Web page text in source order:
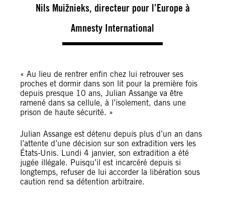
Nils Muižnieks, directeur pour l’Europe à
Amnesty International
« Au lieu de rentrer enfin chez lui retrouver ses
proches et dormir dans son lit pour la première fois
depuis presque 10 ans, Julian Assange va être
ramené dans sa cellule, à l’isolement, dans une
prison de haute sécurité. »
Julian Assange est détenu depuis plus d’un an dans
l’attente d’une décision sur son extradition vers les
États-Unis. Lundi 4 janvier, son extradition a été
jugée illégale. Puisqu’il est incarcéré depuis si
longtemps, refuser de lui accorder la libération sous
caution rend sa détention arbitraire.